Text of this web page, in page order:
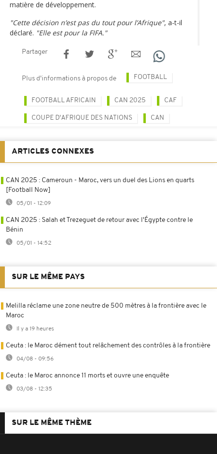
matière de développement.
"Cette décision n’est pas du tout pour l’Afrique", a-t-il
déclaré. "Elle est pour la FIFA."
Partager
Plus d'informations à propos de FOOTBALL
FOOTBALL AFRICAIN CAN 2025 CAF
COUPE D'AFRIQUE DES NATIONS CAN
ARTICLES CONNEXES
CAN 2025 : Cameroun - Maroc, vers un duel des Lions en quarts
[Football Now]
05/01 - 12:09
CAN 2025 : Salah et Trezeguet de retour avec l'Égypte contre le
Bénin
05/01 - 14:52
SUR LE MÊME PAYS
Melilla réclame une zone neutre de 500 mètres à la frontière avec le
Maroc
Il y a 19 heures
Ceuta : le Maroc dément tout relâchement des contrôles à la frontière
04/08 - 09:56
Ceuta : le Maroc annonce 11 morts et ouvre une enquête
03/08 - 12:35
SUR LE MÊME THÈME